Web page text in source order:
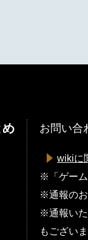
め お問い合
wikiに
※「ゲーム
※通報のお
※通報いた
もござい